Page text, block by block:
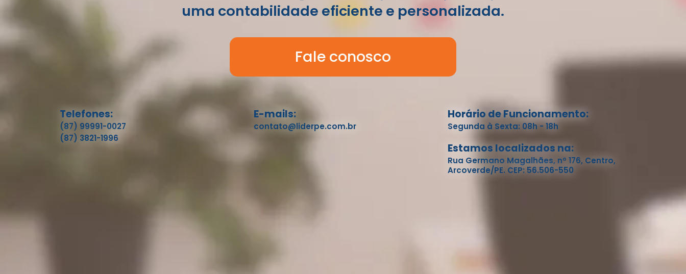
uma contabilidade eficiente e personalizada.
Fale conosco
Telefones:
(87) 99991-0027
(87) 3821-1996
E-mails:
contato@liderpe.com.br
Horário de Funcionamento:
Segunda à Sexta: 08h - 18h
Estamos localizados na:
Rua Germano Magalhães, nº 176, Centro,
Arcoverde/PE. CEP: 56.506-550